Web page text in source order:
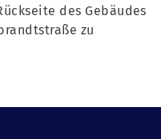
des Gebäudes
zu